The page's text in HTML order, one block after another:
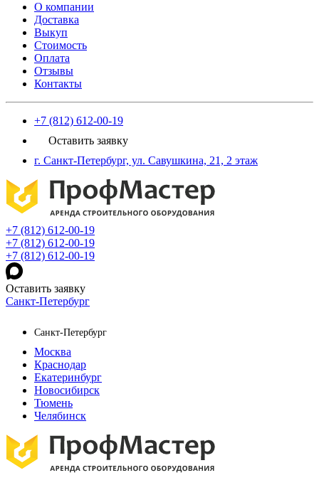
О компании
Доставка
Выкуп
Стоимость
Оплата
Отзывы
Контакты
+7 (812) 612-00-19
Оставить заявку
г. Санкт-Петербург, ул. Савушкина, 21, 2 этаж
+7 (812) 612-00-19
+7 (812) 612-00-19
+7 (812) 612-00-19
Оставить заявку
Санкт-Петербург
Санкт-Петербург
Москва
Краснодар
Екатеринбург
Новосибирск
Тюмень
Челябинск